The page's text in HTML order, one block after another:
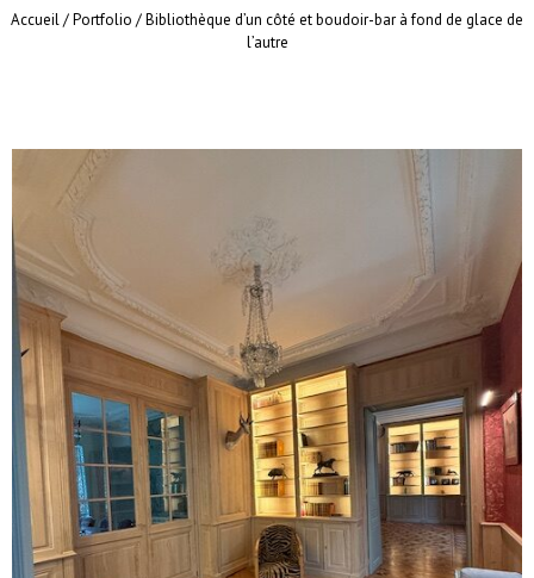
Accueil/Portfolio /Bibliothèque d’un côté et boudoir-bar à fond de glace de
l’autre